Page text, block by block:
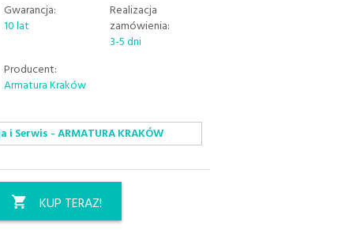
Gwarancja:
10 lat
Realizacja
zamówienia:
3-5 dni
Producent:
Armatura Kraków
i Serwis - ARMATURA KRAKÓW
KUP TERAZ!